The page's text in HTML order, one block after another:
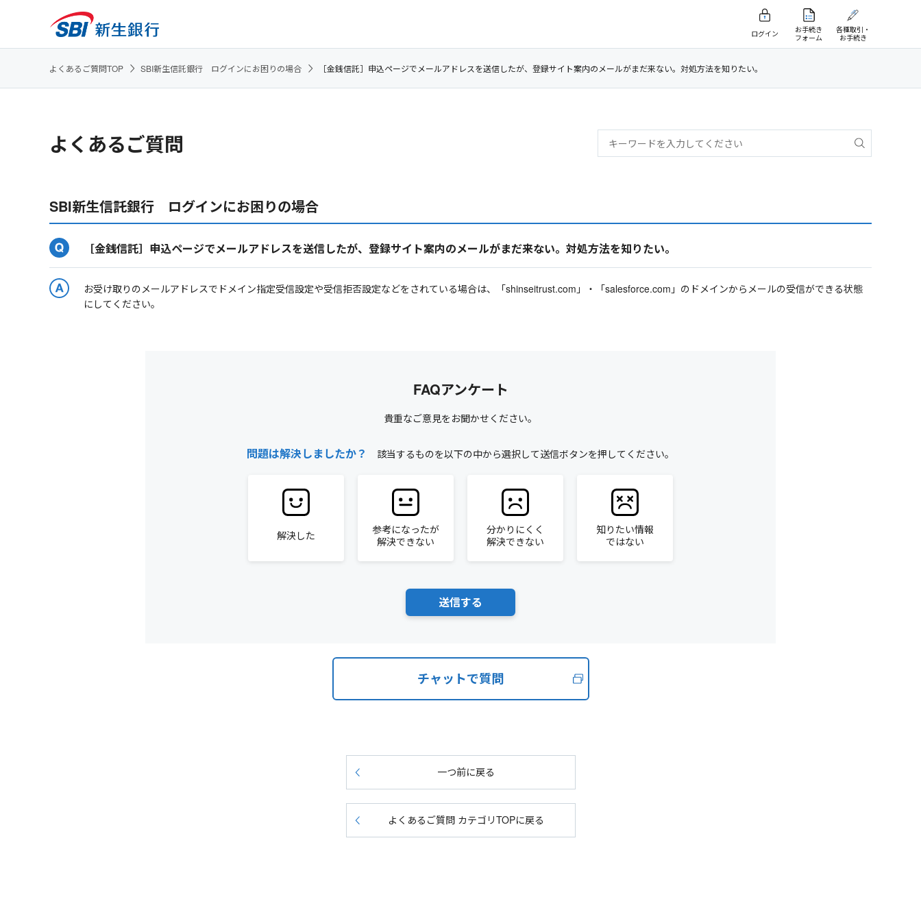
ログイン
お手続き
フォーム
各種取引・
お手続き
よくあるご質問TOP SBI新生信託銀行 ログインにお困りの場合 ［金銭信託］申込ページでメールアドレスを送信したが、登録サイト案内のメールがまだ来ない。対処方法を知りたい。
よくあるご質問
SBI新生信託銀行 ログインにお困りの場合
［金銭信託］申込ページでメールアドレスを送信したが、登録サイト案内のメールがまだ来ない。対処方法を知りたい。
お受け取りのメールアドレスでドメイン指定受信設定や受信拒否設定などをされている場合は、「shinseitrust.com」・「salesforce.com」のドメインからメールの受信ができる状態
にしてください。
FAQアンケート
貴重なご意見をお聞かせください。
問題は解決しましたか？ 該当するものを以下の中から選択して送信ボタンを押してください。
解決した
参考になったが
解決できない
分かりにくく
解決できない
知りたい情報
ではない
チャットで質問
一つ前に戻る
よくあるご質問 カテゴリTOPに戻る